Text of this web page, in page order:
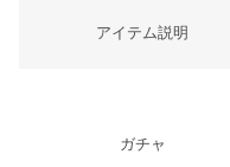
アイテム説明
ガチャ